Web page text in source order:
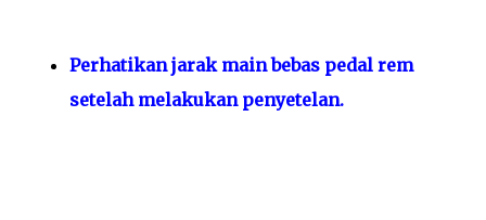
Perhatikan jarak main bebas pedal rem
setelah melakukan penyetelan.